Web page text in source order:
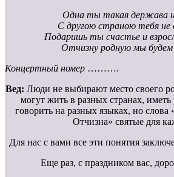
Одна ты такая держава
С другою страною тебя не
Подаришь ты счастье и
Отчизну родную мы
Концертный номер ……….
Вед: Люди не выбирают место своего
могут жить в разных странах,
говорить на разных языках, но слова
Отчизна» святые для
Для нас с вами все эти понятия
Еще раз, с праздником вас,